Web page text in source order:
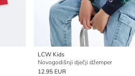
LCW Kids
Novogodišnji dječji džemper
12.95 EUR